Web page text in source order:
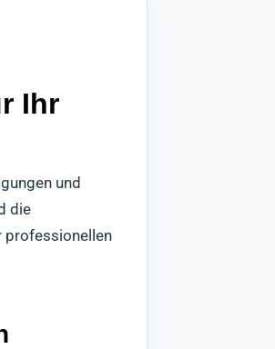
Ihr
und
die
professionellen